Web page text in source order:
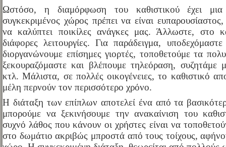
Ωστόσο, η διαμόρφωση του καθιστικού έχει
συγκεκριμένος χώρος πρέπει να είναι
να καλύπτει ποικίλες ανάγκες μας. Άλλωστε, στο
διάφορες λειτουργίες. Για παράδειγμα,
διοργανώνουμε επίσημες γιορτές, τοποθετούμε τα
ξεκουραζόμαστε και βλέπουμε τηλεόραση, συζητάμε
κτλ. Μάλιστα, σε πολλές οικογένειες, το καθιστικό
μέλη περνούν τον περισσότερο χρόνο.
Η διάταξη των επίπλων αποτελεί ένα από τα
μπορούμε να ξεκινήσουμε την ανακαίνιση του
συχνό λάθος που κάνουν οι χρήστες είναι να
στο δωμάτιο ακριβώς μπροστά από τους τοίχους,